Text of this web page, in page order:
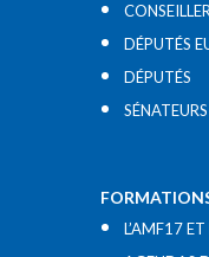
DÉPUTÉS
DÉPUTÉS
SÉNATEURS
L’AMF17